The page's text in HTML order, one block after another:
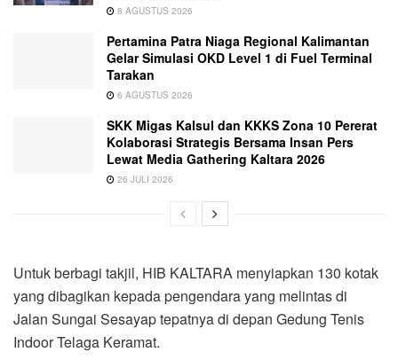
8 AGUSTUS 2026
Pertamina Patra Niaga Regional Kalimantan
Gelar Simulasi OKD Level 1 di Fuel Terminal
Tarakan
6 AGUSTUS 2026
SKK Migas Kalsul dan KKKS Zona 10 Pererat
Kolaborasi Strategis Bersama Insan Pers
Lewat Media Gathering Kaltara 2026
26 JULI 2026
Untuk berbagi takjil, HIB KALTARA menyiapkan 130 kotak
yang dibagikan kepada pengendara yang melintas di
Jalan Sungai Sesayap tepatnya di depan Gedung Tenis
Indoor Telaga Keramat.